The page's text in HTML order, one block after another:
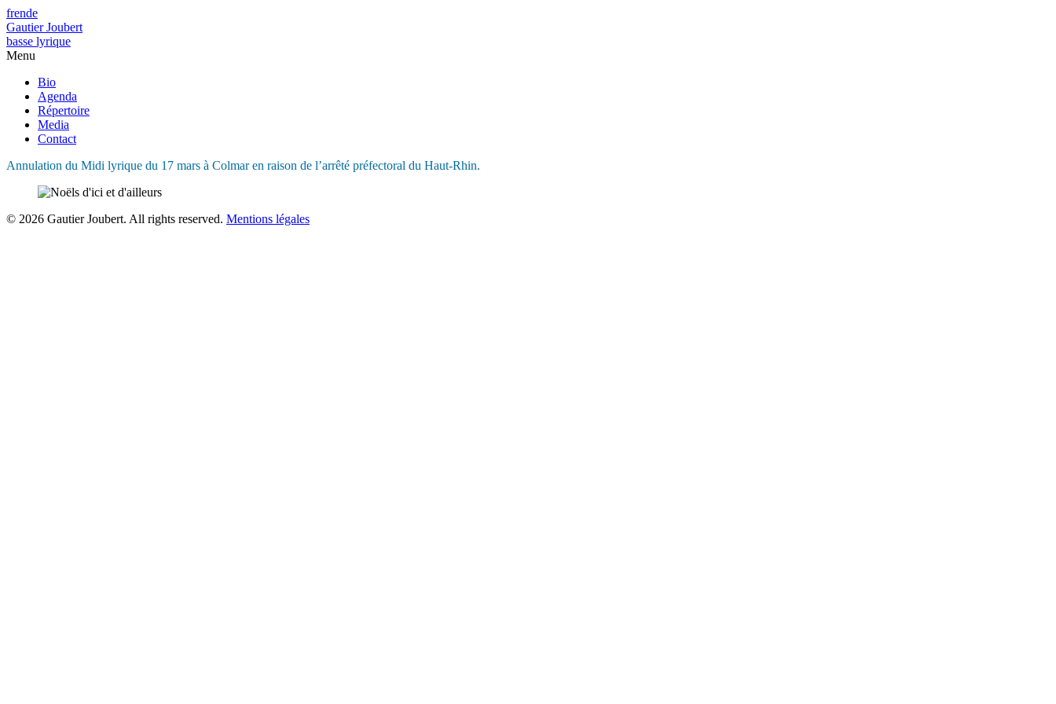
frende
Gautier Joubert
basse lyrique
Menu
Bio
Agenda
Répertoire
Media
Contact
Annulation du Midi lyrique du 17 mars à Colmar en raison de l’arrêté préfectoral du Haut-Rhin.
© 2026 Gautier Joubert. All rights reserved. Mentions légales